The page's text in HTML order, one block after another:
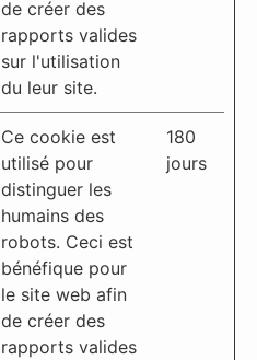
de créer des
rapports valides
sur l'utilisation
du leur site.
Ce cookie est
utilisé pour
distinguer les
humains des
robots. Ceci est
bénéfique pour
le site web afin
de créer des
rapports valides
180
jours